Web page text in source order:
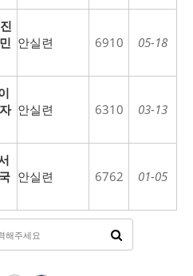
안실련 6910 05-18
안실련 6310 03-13
안실련 6762 01-05